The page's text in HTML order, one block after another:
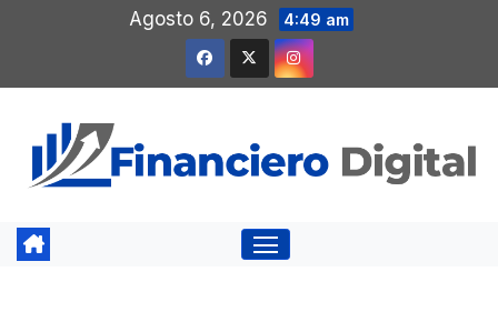
contenido
Agosto 6, 2026 4:49 am